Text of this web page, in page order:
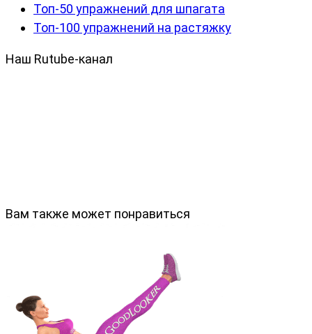
Топ-50 упражнений для шпагата
Топ-100 упражнений на растяжку
Наш Rutube-канал
Вам также может понравиться